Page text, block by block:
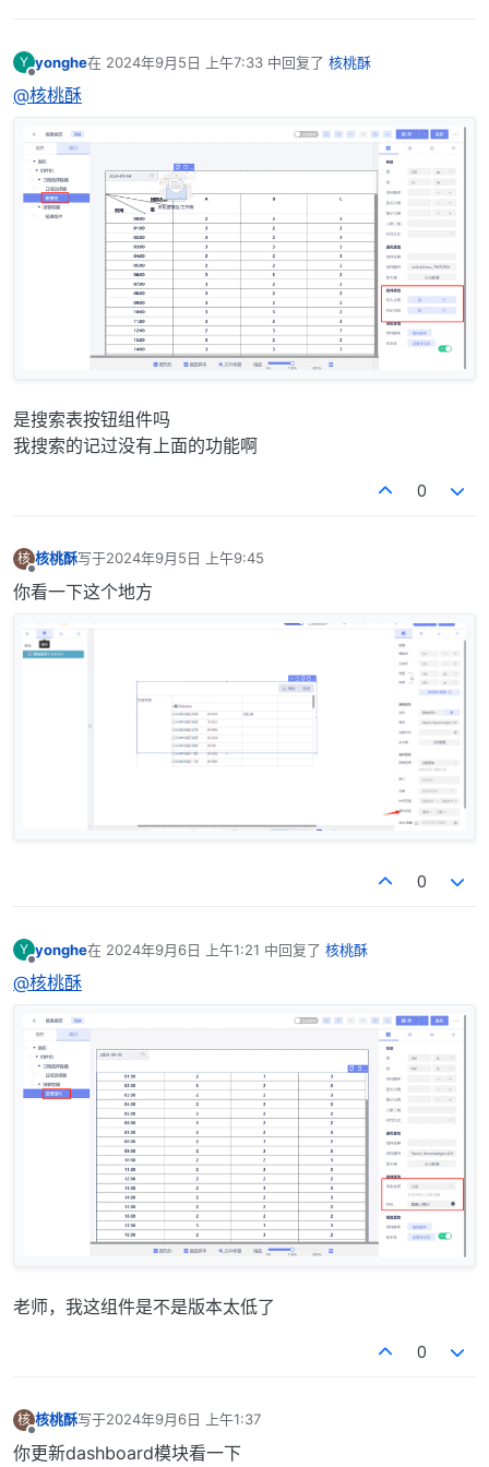
Y yonghe在 2024年9月5日 上午7:33 中回复了 核桃酥
最后由 编辑
@核桃酥
是搜索表按钮组件吗
我搜索的记过没有上面的功能啊
0
核 核桃酥写于2024年9月5日 上午9:45
最后由 编辑
你看一下这个地方
0
Y
离线
yonghe在 2024年9月6日 上午1:21 中回复了 核桃酥
最后由 编辑
@核桃酥
老师，我这组件是不是版本太低了
0
核 核桃酥写于2024年9月6日 上午1:37
最后由 编辑
你更新dashboard模块看一下